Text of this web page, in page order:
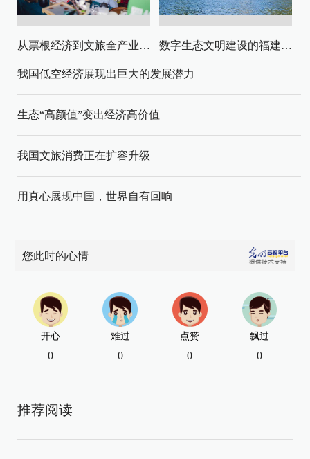
从票根经济到文旅全产业链升级 数字生态文明建设的福建路径与启示
我国低空经济展现出巨大的发展潜力
生态“高颜值”变出经济高价值
我国文旅消费正在扩容升级
用真心展现中国，世界自有回响
您此时的心情
开心
0
难过
0
点赞
0
飘过
0
推荐阅读